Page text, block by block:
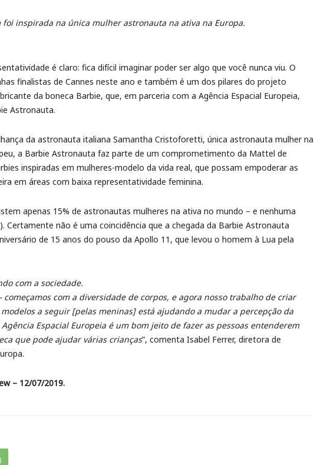
foi inspirada na única mulher astronauta na ativa na Europa.
é claro: fica difícil imaginar poder ser algo que você nunca viu. O
finalistas de Cannes neste ano e também é um dos pilares do projeto
da boneca Barbie, que, em parceria com a Agência Espacial Europeia,
Astronauta.
da astronauta italiana Samantha Cristoforetti, única astronauta mulher na
a Barbie Astronauta faz parte de um comprometimento da Mattel de
inspiradas em mulheres-modelo da vida real, que possam empoderar as
em áreas com baixa representatividade feminina.
apenas 15% de astronautas mulheres na ativa no mundo – e nenhuma
Certamente não é uma coincidência que a chegada da Barbie Astronauta
de 15 anos do pouso da Apollo 11, que levou o homem à Lua pela
com a sociedade.
começamos com a diversidade de corpos, e agora nosso trabalho de criar
a seguir [pelas meninas] está ajudando a mudar a percepção da
Espacial Europeia é um bom jeito de fazer as pessoas entenderem
que pode ajudar várias crianças”, comenta Isabel Ferrer, diretora de
– 12/07/2019.